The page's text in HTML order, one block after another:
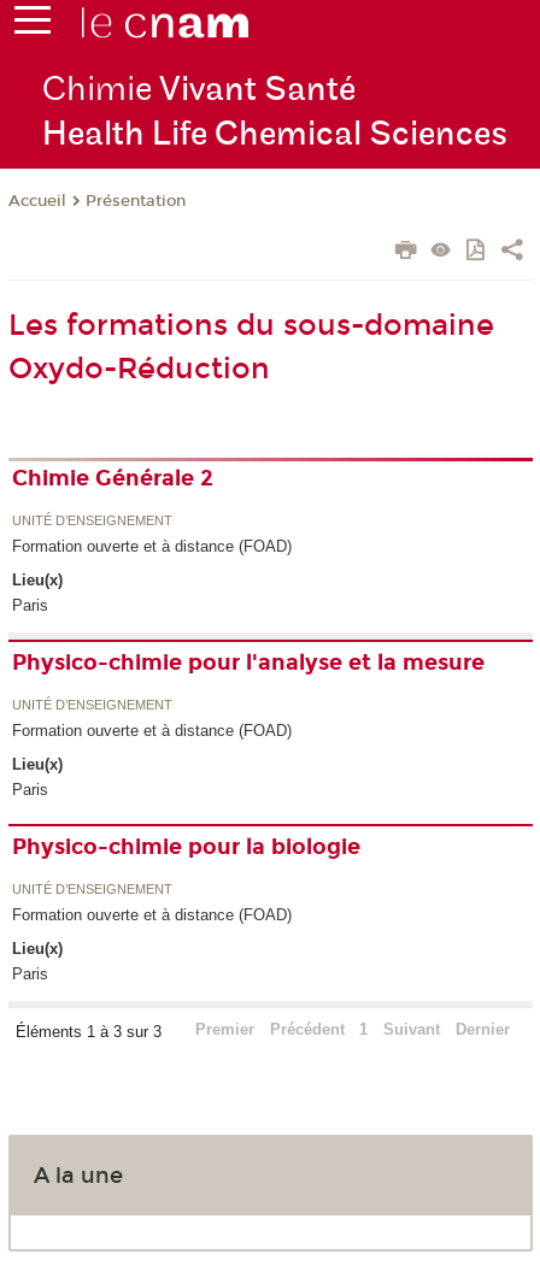
Chimie Vivant Santé
Health Life Chemical Sciences
Accueil Présentation
Les formations du sous-domaine
Oxydo-Réduction
Chimie Générale 2
UNITÉ D’ENSEIGNEMENT
Formation ouverte et à distance (FOAD)
Lieu(x)
Paris
Physico-chimie pour l'analyse et la mesure
UNITÉ D’ENSEIGNEMENT
Formation ouverte et à distance (FOAD)
Lieu(x)
Paris
Physico-chimie pour la biologie
UNITÉ D’ENSEIGNEMENT
Formation ouverte et à distance (FOAD)
Lieu(x)
Paris
Éléments 1 à 3 sur 3 Premier Précédent 1 Suivant Dernier
A la une